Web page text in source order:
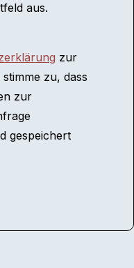
aus.
zur
zu, dass
zur
gespeichert